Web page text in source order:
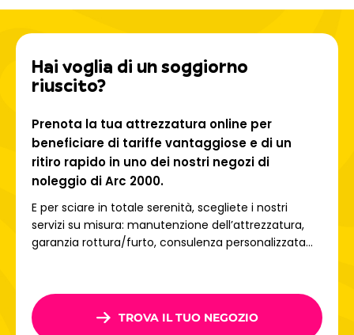
Che siate principianti o esperti, ognuno troverà il suo
terreno di gioco! Per una maggiore sicurezza, i nostri
team in negozio vi guideranno verso le aree più adatte e
vi forniranno l'attrezzatura necessaria (ARTVA, pala,
sonda, airbag, ecc.).
Il comprensorio Paradiski: 425
km di puro piacere
CollegandoLes Arcs, Peisey-Vallandry e La Plagne,
Paradiskioffre 425 km di piste e il 70% del comprensorio
sciistico sopra i 2.000 metri di altitudine. Tra foreste,
comprensorio: scia fino ad Arc 1950, prosegui lungo le
piste fino a 1800 o avventurati con la cabinovia Vanoise
Express per raggiungere La Plagne.
Hai voglia di un soggiorno
riuscito?
Prenota la tua attrezzatura online per
beneficiare di tariffe vantaggiose e di un
ritiro rapido in uno dei nostri negozi di
noleggio di Arc 2000.
E per sciare in totale serenità, scegliete i nostri
servizi su misura: manutenzione dell’attrezzatura,
garanzia rottura/furto, consulenza personalizzata...
TROVA IL TUO NEGOZIO